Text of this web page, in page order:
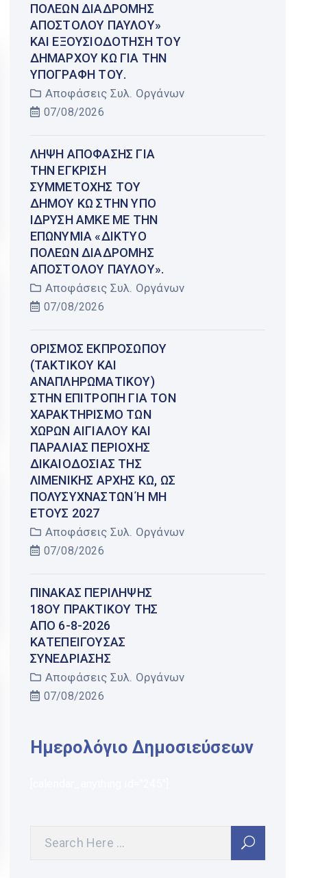
ΠΌΛΕΩΝ ΔΙΑΔΡΟΜΉΣ
ΑΠΟΣΤΌΛΟΥ ΠΑΎΛΟΥ»
ΚΑΙ ΕΞΟΥΣΙΟΔΌΤΗΣΗ ΤΟΥ
ΔΗΜΆΡΧΟΥ ΚΩ ΓΙΑ ΤΗΝ
ΥΠΟΓΡΑΦΉ ΤΟΥ.
Αποφάσεις Συλ. Οργάνων
07/08/2026
ΛΉΨΗ ΑΠΌΦΑΣΗΣ ΓΙΑ
ΤΗΝ ΈΓΚΡΙΣΗ
ΣΥΜΜΕΤΟΧΉΣ ΤΟΥ
ΔΉΜΟΥ ΚΩ ΣΤΗΝ ΥΠΌ
ΊΔΡΥΣΗ ΑΜΚΕ ΜΕ ΤΗΝ
ΕΠΩΝΥΜΊΑ «ΔΊΚΤΥΟ
ΠΌΛΕΩΝ ΔΙΑΔΡΟΜΉΣ
ΑΠΟΣΤΌΛΟΥ ΠΑΎΛΟΥ».
Αποφάσεις Συλ. Οργάνων
07/08/2026
ΟΡΙΣΜΌΣ ΕΚΠΡΟΣΏΠΟΥ
(ΤΑΚΤΙΚΟΎ ΚΑΙ
ΑΝΑΠΛΗΡΩΜΑΤΙΚΟΎ)
ΣΤΗΝ ΕΠΙΤΡΟΠΉ ΓΙΑ ΤΟΝ
ΧΑΡΑΚΤΗΡΙΣΜΌ ΤΩΝ
ΧΏΡΩΝ ΑΙΓΙΑΛΟΎ ΚΑΙ
ΠΑΡΑΛΊΑΣ ΠΕΡΙΟΧΉΣ
ΔΙΚΑΙΟΔΟΣΊΑΣ ΤΗΣ
ΛΙΜΕΝΙΚΉΣ ΑΡΧΉΣ ΚΩ, ΩΣ
ΠΟΛΥΣΎΧΝΑΣΤΩΝ Ή ΜΗ Έ
ΤΟΥΣ 2027
Αποφάσεις Συλ. Οργάνων
07/08/2026
ΠΊΝΑΚΑΣ ΠΕΡΊΛΗΨΗΣ
18ΟΥ ΠΡΑΚΤΙΚΟΎ ΤΗΣ
ΑΠΌ 6-8-2026
ΚΑΤΕΠΕΊΓΟΥΣΑΣ
ΣΥΝΕΔΡΊΑΣΗΣ
Αποφάσεις Συλ. Οργάνων
07/08/2026
Ημερολόγιο Δημοσιεύσεων